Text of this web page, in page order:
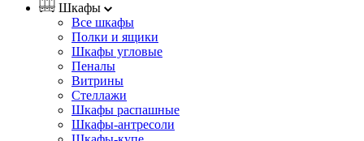
Шкафы
Все шкафы
Полки и ящики
Шкафы угловые
Пеналы
Витрины
Стеллажи
Шкафы распашные
Шкафы-антресоли